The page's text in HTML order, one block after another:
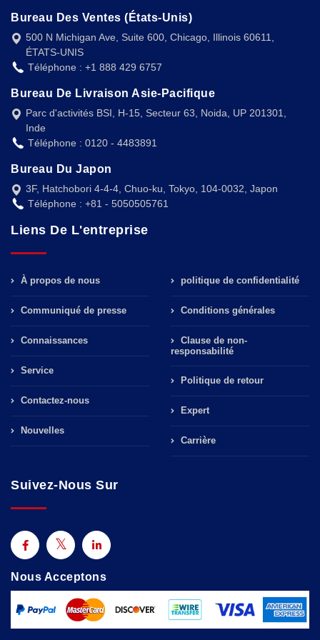
Bureau Des Ventes (États-Unis)
500 N Michigan Ave, Suite 600, Chicago, Illinois 60611,
ÉTATS-UNIS
Téléphone : +1 888 429 6757
Bureau De Livraison Asie-Pacifique
Parc d'activités BSI, H-15, Secteur 63, Noida, UP 201301,
Inde
Téléphone : 0120 - 4483891
Bureau Du Japon
3F, Hatchobori 4-4-4, Chuo-ku, Tokyo, 104-0032, Japon
Téléphone : +81 - 5050505761
Liens De L'entreprise
À propos de nous
Communiqué de presse
Connaissances
Service
Contactez-nous
Nouvelles
politique de confidentialité
Conditions générales
Clause de non-
responsabilité
Politique de retour
Expert
Carrière
Suivez-Nous Sur
Nous Acceptons